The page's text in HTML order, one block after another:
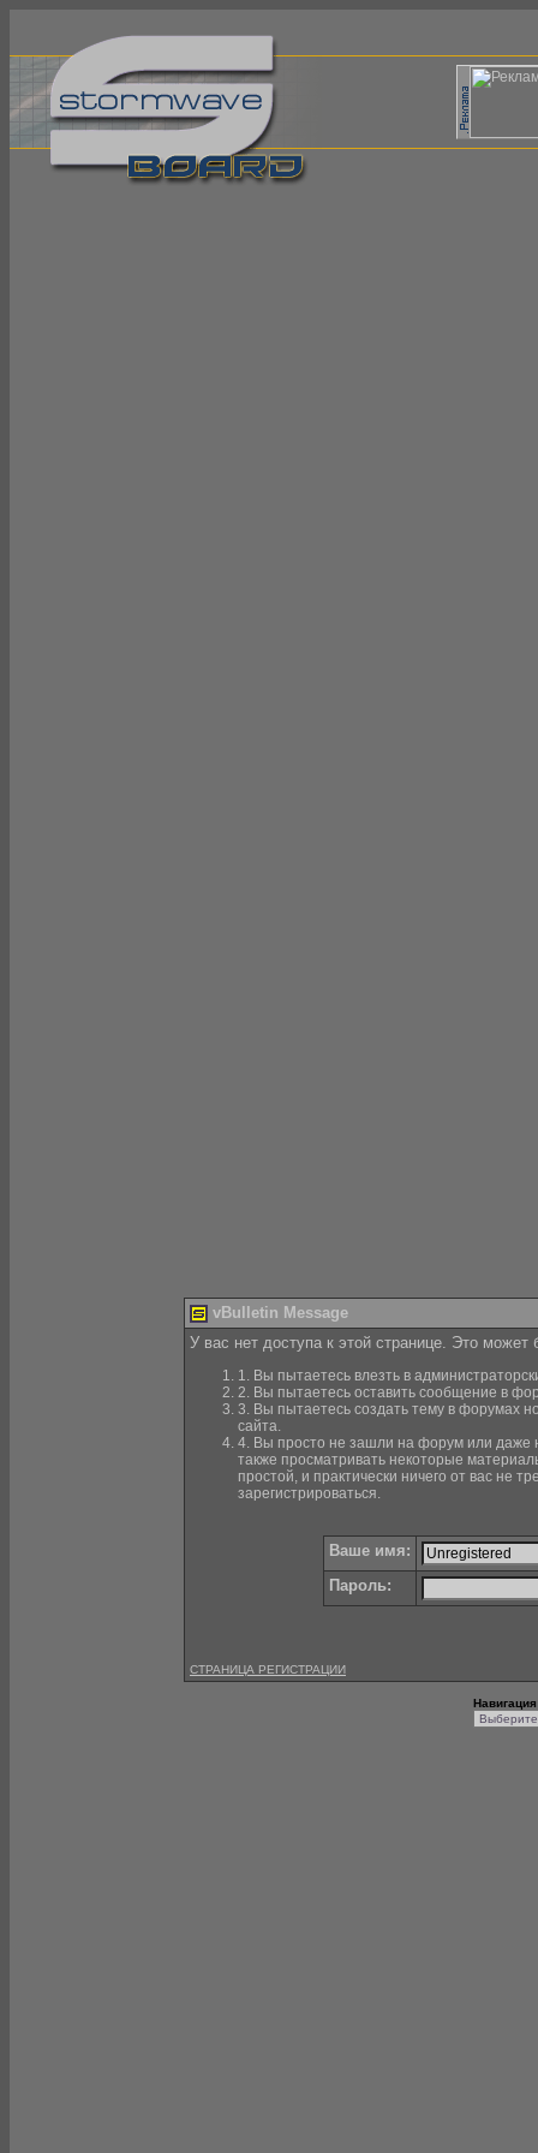
vBulletin Message
У вас нет доступа к этой странице. Это
1. Вы пытаетесь влезть в
2. Вы пытаетесь оставить сообщение в
3. Вы пытаетесь создать тему в форумах
сайта.
4. Вы просто не зашли на форум или даже
также просматривать некоторые
простой, и практически ничего от вас не
зарегистрироваться.
Ваше имя:
Пароль:
СТРАНИЦА РЕГИСТРАЦИИ